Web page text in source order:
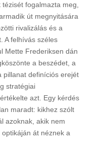
fogalmazta meg,
út megnyitására
rivalizálás és a
A felhívás széles
Mette Frederiksen dán
a beszédet, a
pillanat definíciós erejét
stratégiai
azt. Egy kérdés
maradt: kikhez szólt
azoknak, akik nem
át néznek a